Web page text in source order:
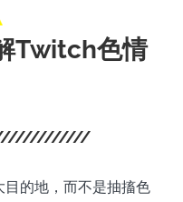
Twitch色情
的地，而不是抽搐色